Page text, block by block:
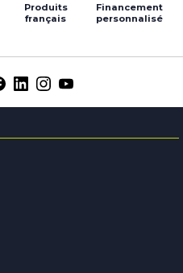
Produits
français
Financement
personnalisé